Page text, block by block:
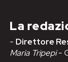
La
- Direttore
Maria Tripepi-